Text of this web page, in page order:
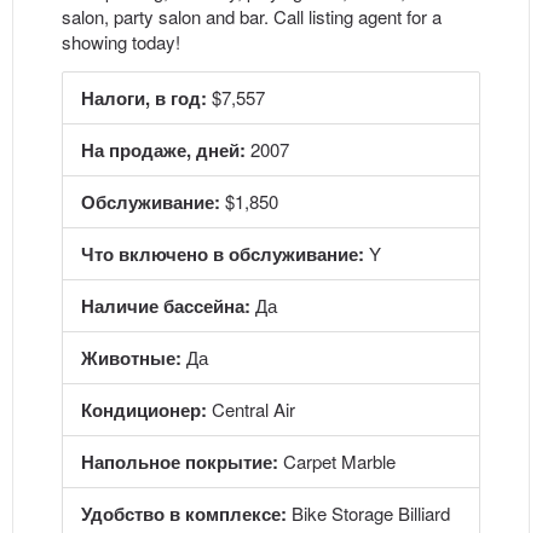
salon, party salon and bar. Call listing agent for a
showing today!
Налоги, в год: $7,557
На продаже, дней: 2007
Обслуживание: $1,850
Что включено в обслуживание: Y
Наличие бассейна: Да
Животные: Да
Кондиционер: Central Air
Напольное покрытие: Carpet Marble
Удобство в комплексе: Bike Storage Billiard